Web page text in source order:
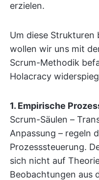
erzielen.
Um diese Strukturen
wollen wir uns mit
Scrum-Methodik
Holacracy
1. Empirische
Scrum-Säulen –
Anpassung – regeln
Prozesssteuerung.
sich nicht auf
Beobachtungen aus